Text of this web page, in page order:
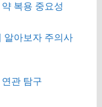
복용 중요성
알아보자 주의사
관 탐구